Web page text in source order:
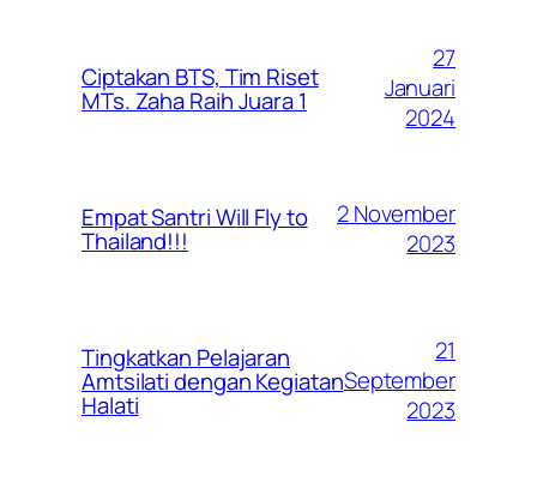
Ciptakan BTS, Tim Riset
MTs. Zaha Raih Juara 1
27
Januari
2024
Empat Santri Will Fly to
Thailand!!!
2 November
2023
Tingkatkan Pelajaran
Amtsilati dengan Kegiatan
Halati
21
September
2023